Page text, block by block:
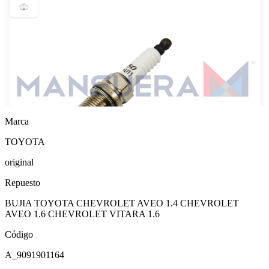
Marca
TOYOTA
original
Repuesto
BUJIA TOYOTA CHEVROLET AVEO 1.4 CHEVROLET
AVEO 1.6 CHEVROLET VITARA 1.6
Código
A_9091901164